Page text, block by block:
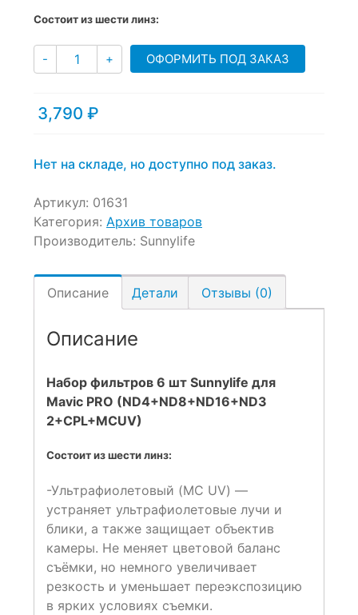
customer
Состоит из шести линз:
- Количество
+ ОФОРМИТЬ ПОД ЗАКАЗ
3,790 ₽
Нет на складе, но доступно под заказ.
Артикул: 01631
Категория: Архив товаров
Производитель: Sunnylife
Описание Детали Отзывы (0)
Описание
Набор фильтров 6 шт Sunnylife для
Mavic PRO (ND4+ND8+ND16+ND3
2+CPL+MCUV)
Состоит из шести линз:
-Ультрафиолетовый (MC UV) —
устраняет ультрафиолетовые лучи и
блики, а также защищает объектив
камеры. Не меняет цветовой баланс
съёмки, но немного увеличивает
резкость и уменьшает переэкспозицию
в ярких условиях съемки.